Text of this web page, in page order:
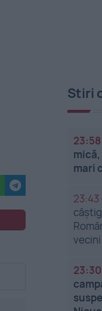
Stiri
23:58
mari
23:43
vecini
23:30